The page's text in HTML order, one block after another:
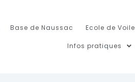
Base de Naussac Ecole de Voile
Infos pratiques